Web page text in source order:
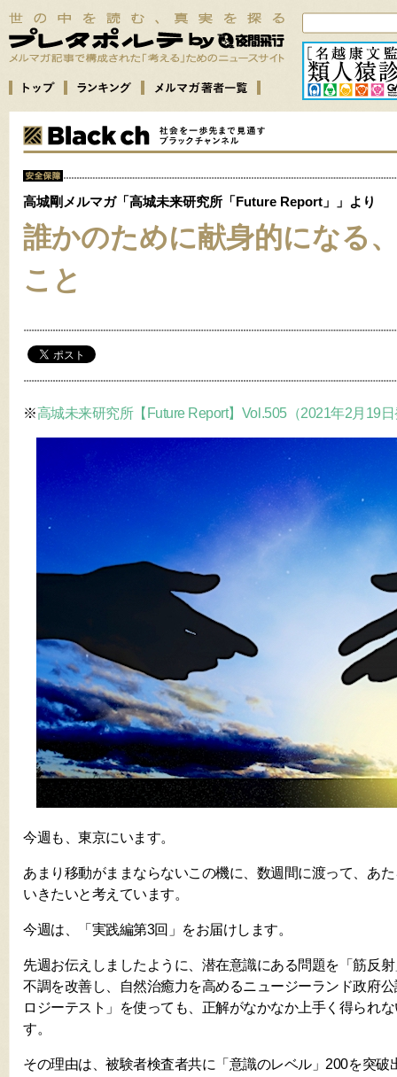
高城剛メルマガ「高城未来研究所「Future Report」」より
誰かのために献身的になる
こと
※高城未来研究所【Future Report】Vol.505（2021年2月19
今週も、東京にいます。
あまり移動がままならないこの機に、数週間に渡って、あ
いきたいと考えています。
今週は、「実践編第3回」をお届けします。
先週お伝えしましたように、潜在意識にある問題を「筋反
不調を改善し、自然治癒力を高めるニュージーランド政府
ロジーテスト」を使っても、正解がなかなか上手く得られ
す。
その理由は、被験者検査者共に「意識のレベル」200を突破